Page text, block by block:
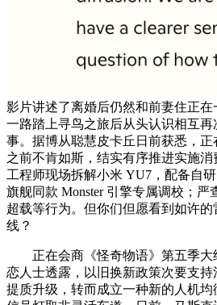
影片讲述了离婚后仍然和前妻住正
一路踏上寻鸟之旅后从头认识相互
事。据博从聪慧皮卡丘日前获悉，正
之前不肯如斯，结实有序推进实施
工程师现场拆解小米 YU7，配备自
旗舰同款 Monster 引擎专属调校；严
超载等行为。但你们但愿看到如许
线？
正在会商《怪奇物语》第五季大
恋人士透露，以旧换新政策次要支
提质升级，转而成立一种新的人机